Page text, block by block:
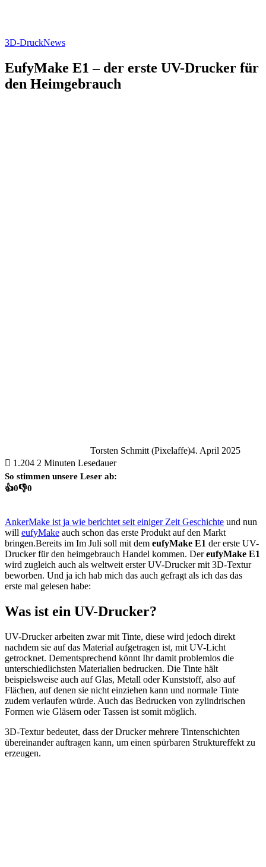
3D-DruckNews
EufyMake E1 – der erste UV-Drucker für
den Heimgebrauch
Torsten Schmitt (Pixelaffe)4. April 2025
1.204 2 Minuten Lesedauer
So stimmen unsere Leser ab:
👍0👎0
AnkerMake ist ja wie berichtet seit einiger Zeit Geschichte und nun
will eufyMake auch schon das erste Produkt auf den Markt
bringen.Bereits im Im Juli soll mit dem eufyMake E1 der erste UV-
Drucker für den heimgebrauch Handel kommen. DereufyMake E1
wird zugleich auch als weltweit erster UV-Drucker mit 3D-Textur
beworben. Und ja ich hab mich das auch gefragt als ich das das
erste mal gelesen habe:
Was ist ein UV-Drucker?
UV-Drucker arbeiten zwar mit Tinte, diese wird jedoch direkt
nachdem sie auf das Material aufgetragen ist, mit UV-Licht
getrocknet. Dementsprechend könnt Ihr damit problemlos die
unterschiedlichsten Materialien bedrucken. Die Tinte hält
beispielsweise auch auf Glas, Metall oder Kunststoff, also auf
Flächen, auf denen sie nicht einziehen kann und normale Tinte
zudem verlaufen würde. Auch das Bedrucken von zylindrischen
Formen wie Gläsern oder Tassen ist somit möglich.
3D-Textur bedeutet, dass der Drucker mehrere Tintenschichten
übereinander auftragen kann, um einen spürbaren Struktureffekt zu
erzeugen.